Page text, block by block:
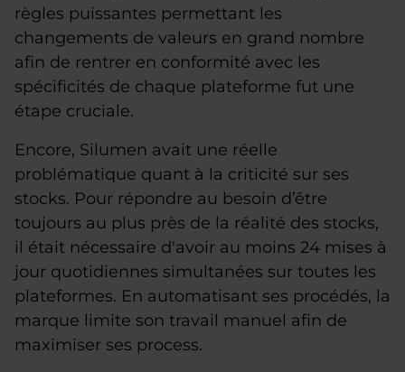
règles puissantes permettant les
changements de valeurs en grand nombre
afin de rentrer en conformité avec les
spécificités de chaque plateforme fut une
étape cruciale.
Encore, Silumen avait une réelle
problématique quant à la criticité sur ses
stocks. Pour répondre au besoin d’être
toujours au plus près de la réalité des stocks,
il était nécessaire d'avoir au moins 24 mises à
jour quotidiennes simultanées sur toutes les
plateformes. En automatisant ses procédés, la
marque limite son travail manuel afin de
maximiser ses process.